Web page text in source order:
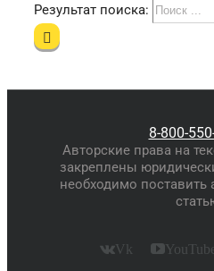
Результат поиска:
8-800-
Авторские права на
закреплены
необходимо поставить
Vk